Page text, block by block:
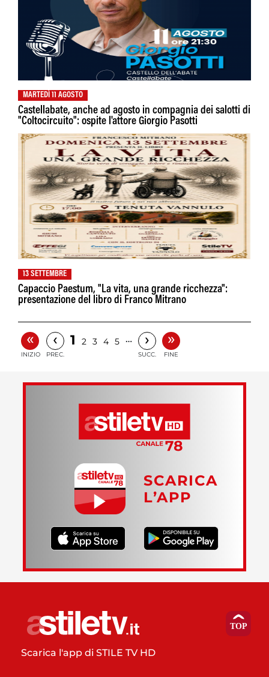
MARTEDÌ 11 AGOSTO
Castellabate, anche ad agosto in compagnia dei salotti di
"Coltocircuito": ospite l'attore Giorgio Pasotti
13 SETTEMBRE
Capaccio Paestum, "La vita, una grande ricchezza":
presentazione del libro di Franco Mitrano
«
INIZIO
‹
PREC.
1 2 3 4 5 … ›
SUCC.
»
FINE
SCARICA
L’APP
Scarica l'app di STILE TV HD